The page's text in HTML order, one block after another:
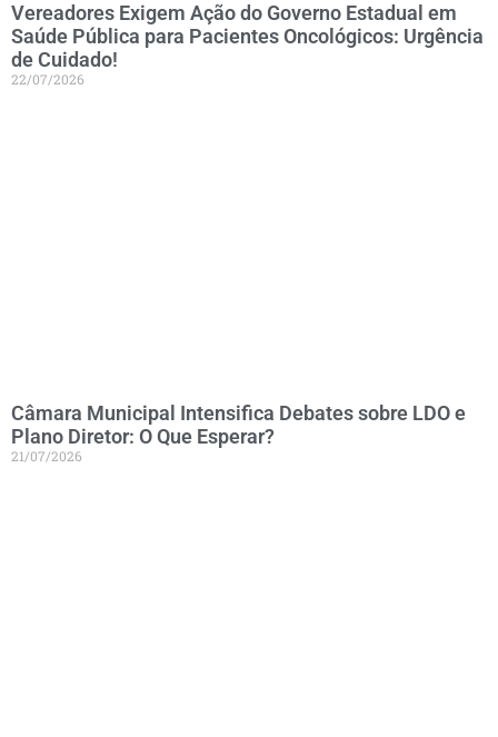
Vereadores Exigem Ação do Governo Estadual em
Saúde Pública para Pacientes Oncológicos: Urgência
de Cuidado!
22/07/2026
Câmara Municipal Intensifica Debates sobre LDO e
Plano Diretor: O Que Esperar?
21/07/2026